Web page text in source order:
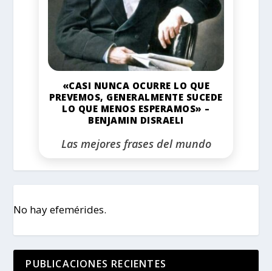
«CASI NUNCA OCURRE LO QUE
PREVEMOS, GENERALMENTE SUCEDE
LO QUE MENOS ESPERAMOS» –
BENJAMIN DISRAELI
Las mejores frases del mundo
No hay efemérides.
PUBLICACIONES RECIENTES